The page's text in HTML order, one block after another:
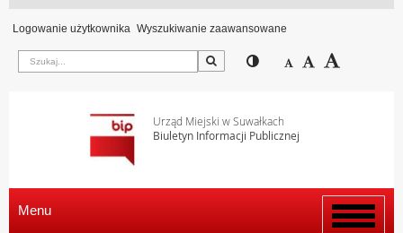
Logowanie użytkownika Wyszukiwanie zaawansowane
Szukaj Przełącz pomiędzy
Zmniejsz
Domyślny
Urząd Miejski w Suwałkach
Biuletyn Informacji Publicznej
Włącz
menu
Menu